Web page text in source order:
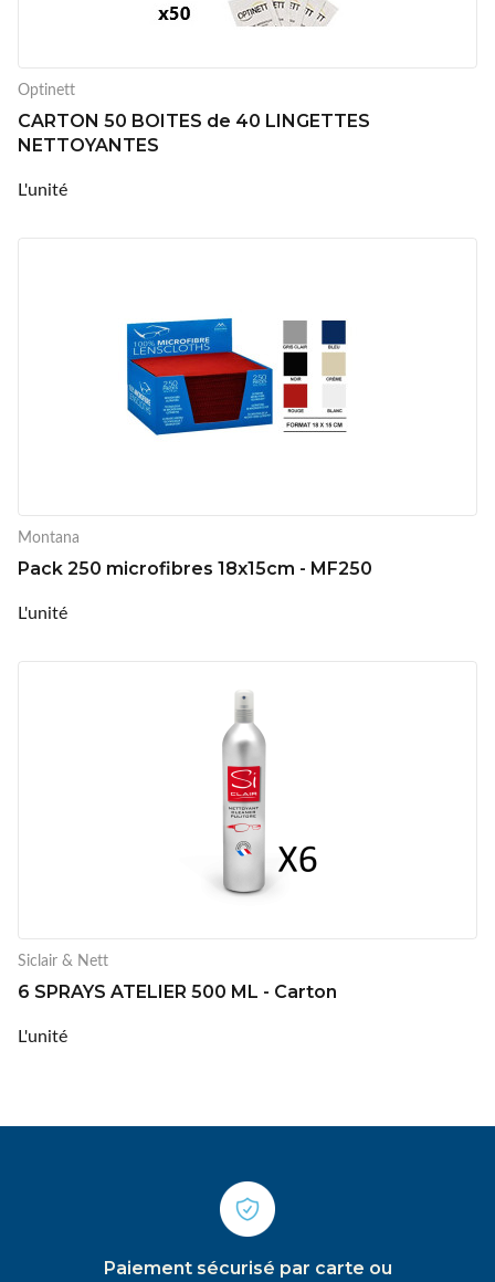
Optinett
CARTON 50 BOITES de 40 LINGETTES
NETTOYANTES
L'unité
Montana
Pack 250 microfibres 18x15cm - MF250
L'unité
Siclair & Nett
6 SPRAYS ATELIER 500 ML - Carton
L'unité
Paiement sécurisé par carte ou